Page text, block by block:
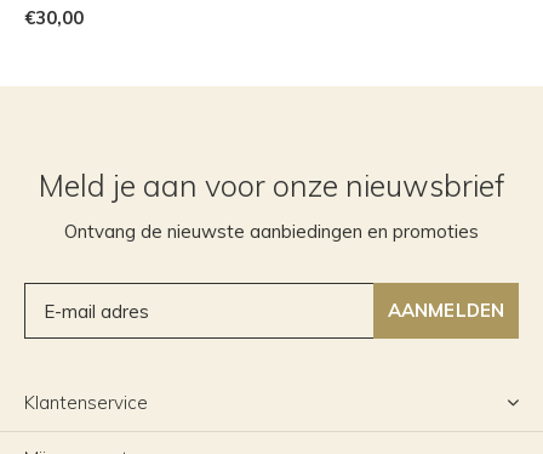
€30,00
Meld je aan voor onze nieuwsbrief
Ontvang de nieuwste aanbiedingen en promoties
AANMELDEN
Klantenservice